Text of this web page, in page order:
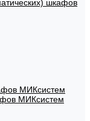
шкафов
МИКсистем
МИКсистем